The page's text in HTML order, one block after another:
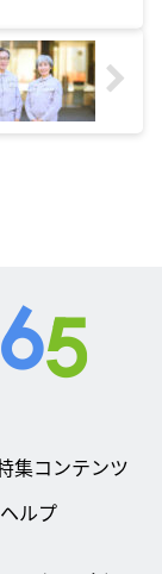
集コンテンツ
ヘルプ